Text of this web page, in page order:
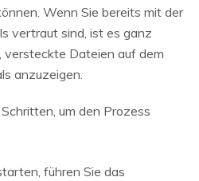
Wenn Sie bereits mit der
vertraut sind, ist es ganz
versteckte Dateien auf dem
anzuzeigen.
um den Prozess
führen Sie das